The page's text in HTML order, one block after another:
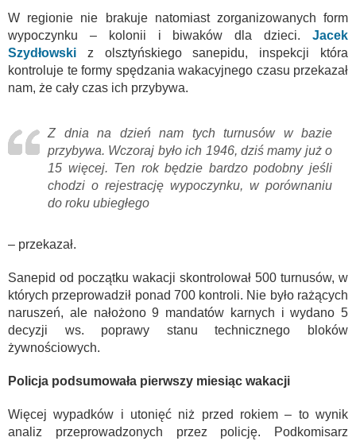
W regionie nie brakuje natomiast zorganizowanych form
wypoczynku – kolonii i biwaków dla dzieci. Jacek
Szydłowski z olsztyńskiego sanepidu, inspekcji która
kontroluje te formy spędzania wakacyjnego czasu przekazał
nam, że cały czas ich przybywa.
Z dnia na dzień nam tych turnusów w bazie
przybywa. Wczoraj było ich 1946, dziś mamy już o
15 więcej. Ten rok będzie bardzo podobny jeśli
chodzi o rejestrację wypoczynku, w porównaniu
do roku ubiegłego
– przekazał.
Sanepid od początku wakacji skontrolował 500 turnusów, w
których przeprowadził ponad 700 kontroli. Nie było rażących
naruszeń, ale nałożono 9 mandatów karnych i wydano 5
decyzji ws. poprawy stanu technicznego bloków
żywnościowych.
Policja podsumowała pierwszy miesiąc wakacji
Więcej wypadków i utonięć niż przed rokiem – to wynik
analiz przeprowadzonych przez policję. Podkomisarz